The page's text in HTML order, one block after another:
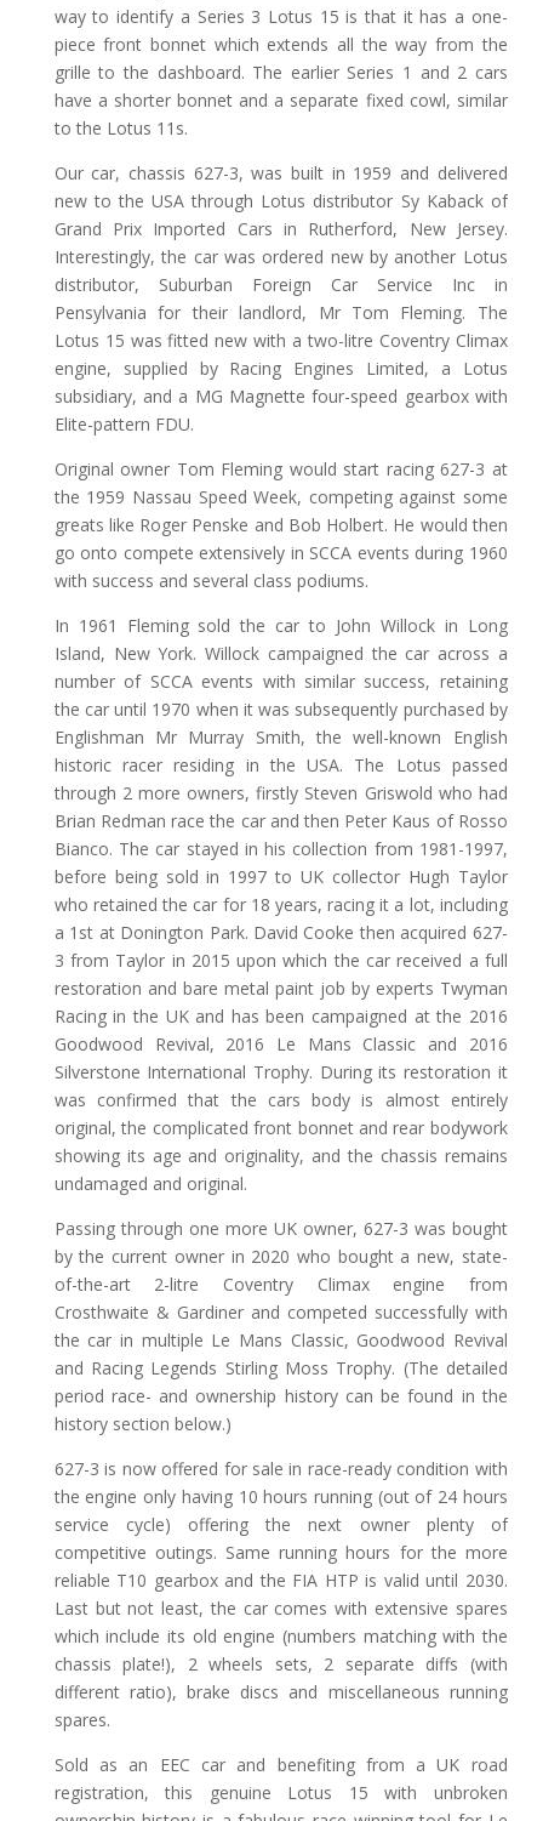
way to identify a Series 3 Lotus 15 is that it has a one-
piece front bonnet which extends all the way from the
grille to the dashboard. The earlier Series 1 and 2 cars
have a shorter bonnet and a separate fixed cowl, similar
to the Lotus 11s.
Our car, chassis 627-3, was built in 1959 and delivered
new to the USA through Lotus distributor Sy Kaback of
Grand Prix Imported Cars in Rutherford, New Jersey.
Interestingly, the car was ordered new by another Lotus
distributor, Suburban Foreign Car Service Inc in
Pensylvania for their landlord, Mr Tom Fleming. The
Lotus 15 was fitted new with a two-litre Coventry Climax
engine, supplied by Racing Engines Limited, a Lotus
subsidiary, and a MG Magnette four-speed gearbox with
Elite-pattern FDU.
Original owner Tom Fleming would start racing 627-3 at
the 1959 Nassau Speed Week, competing against some
greats like Roger Penske and Bob Holbert. He would then
go onto compete extensively in SCCA events during 1960
with success and several class podiums.
In 1961 Fleming sold the car to John Willock in Long
Island, New York. Willock campaigned the car across a
number of SCCA events with similar success, retaining
the car until 1970 when it was subsequently purchased by
Englishman Mr Murray Smith, the well-known English
historic racer residing in the USA. The Lotus passed
through 2 more owners, firstly Steven Griswold who had
Brian Redman race the car and then Peter Kaus of Rosso
Bianco. The car stayed in his collection from 1981-1997,
before being sold in 1997 to UK collector Hugh Taylor
who retained the car for 18 years, racing it a lot, including
a 1st at Donington Park. David Cooke then acquired 627-
3 from Taylor in 2015 upon which the car received a full
restoration and bare metal paint job by experts Twyman
Racing in the UK and has been campaigned at the 2016
Goodwood Revival, 2016 Le Mans Classic and 2016
Silverstone International Trophy. During its restoration it
was confirmed that the cars body is almost entirely
original, the complicated front bonnet and rear bodywork
showing its age and originality, and the chassis remains
undamaged and original.
Passing through one more UK owner, 627-3 was bought
by the current owner in 2020 who bought a new, state-
of-the-art 2-litre Coventry Climax engine from
Crosthwaite & Gardiner and competed successfully with
the car in multiple Le Mans Classic, Goodwood Revival
and Racing Legends Stirling Moss Trophy. (The detailed
period race- and ownership history can be found in the
history section below.)
627-3 is now offered for sale in race-ready condition with
the engine only having 10 hours running (out of 24 hours
service cycle) offering the next owner plenty of
competitive outings. Same running hours for the more
reliable T10 gearbox and the FIA HTP is valid until 2030.
Last but not least, the car comes with extensive spares
which include its old engine (numbers matching with the
chassis plate!), 2 wheels sets, 2 separate diffs (with
different ratio), brake discs and miscellaneous running
spares.
Sold as an EEC car and benefiting from a UK road
registration, this genuine Lotus 15 with unbroken